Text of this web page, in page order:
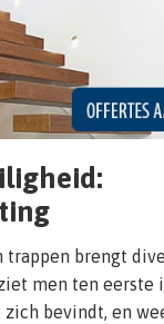
trappen brengt
men ten eerste
zich bevindt, en